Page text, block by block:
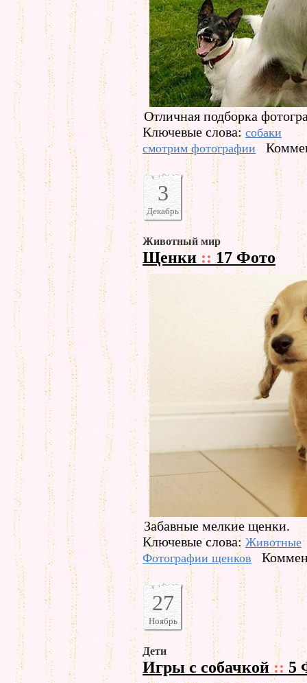
Отличная подборка
Ключевые слова:собаки
смотрим фотографии
3
Декабрь
Животный мир
Щенки :: 17 Фото
Забавные мелкие щенки.
Ключевые слова: Животные
Фотографии щенков
27
Ноябрь
Дети
Игры с собачкой:: 5